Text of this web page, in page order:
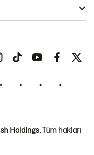
Holdings.Tüm hakları